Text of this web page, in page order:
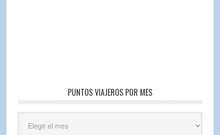
PUNTOS VIAJEROS POR MES
Viajeros